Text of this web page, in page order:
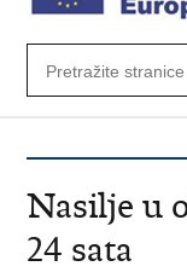
Nasilje u
24 sata